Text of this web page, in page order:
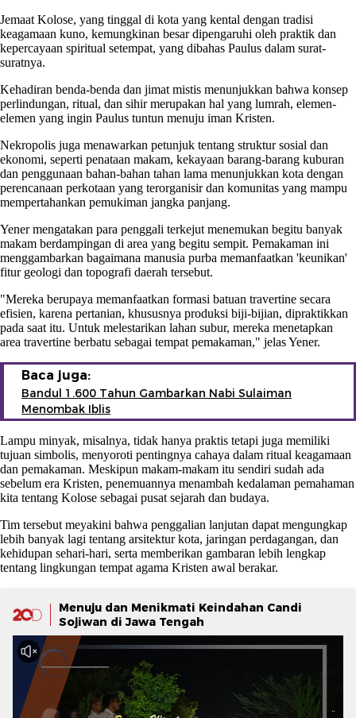
Jemaat Kolose, yang tinggal di kota yang kental dengan tradisi
keagamaan kuno, kemungkinan besar dipengaruhi oleh praktik dan
kepercayaan spiritual setempat, yang dibahas Paulus dalam surat-
suratnya.
Kehadiran benda-benda dan jimat mistis menunjukkan bahwa konsep
perlindungan, ritual, dan sihir merupakan hal yang lumrah, elemen-
elemen yang ingin Paulus tuntun menuju iman Kristen.
Nekropolis juga menawarkan petunjuk tentang struktur sosial dan
ekonomi, seperti penataan makam, kekayaan barang-barang kuburan
dan penggunaan bahan-bahan tahan lama menunjukkan kota dengan
perencanaan perkotaan yang terorganisir dan komunitas yang mampu
mempertahankan pemukiman jangka panjang.
Yener mengatakan para penggali terkejut menemukan begitu banyak
makam berdampingan di area yang begitu sempit. Pemakaman ini
menggambarkan bagaimana manusia purba memanfaatkan 'keunikan'
fitur geologi dan topografi daerah tersebut.
"Mereka berupaya memanfaatkan formasi batuan travertine secara
efisien, karena pertanian, khususnya produksi biji-bijian, dipraktikkan
pada saat itu. Untuk melestarikan lahan subur, mereka menetapkan
area travertine berbatu sebagai tempat pemakaman," jelas Yener.
Baca juga:
Bandul 1.600 Tahun Gambarkan Nabi Sulaiman
Menombak Iblis
Lampu minyak, misalnya, tidak hanya praktis tetapi juga memiliki
tujuan simbolis, menyoroti pentingnya cahaya dalam ritual keagamaan
dan pemakaman. Meskipun makam-makam itu sendiri sudah ada
sebelum era Kristen, penemuannya menambah kedalaman pemahaman
kita tentang Kolose sebagai pusat sejarah dan budaya.
Tim tersebut meyakini bahwa penggalian lanjutan dapat mengungkap
lebih banyak lagi tentang arsitektur kota, jaringan perdagangan, dan
kehidupan sehari-hari, serta memberikan gambaran lebih lengkap
tentang lingkungan tempat agama Kristen awal berakar.
Menuju dan Menikmati Keindahan Candi
Sojiwan di Jawa Tengah